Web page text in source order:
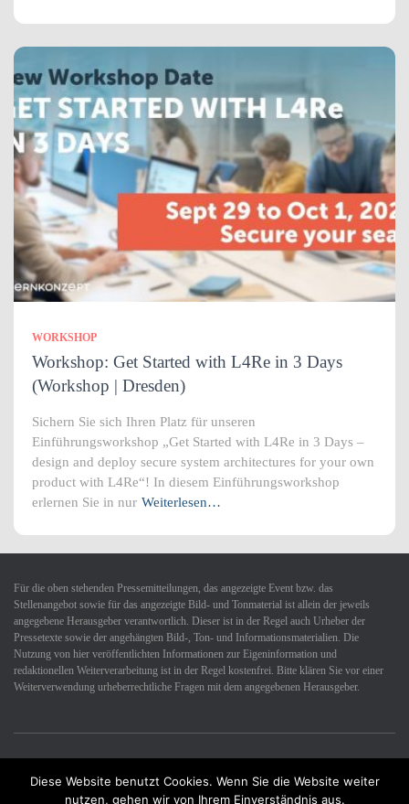
WORKSHOP
Workshop: Get Started with L4Re in 3 Days
(Workshop | Dresden)
Sichern Sie sich Ihren Platz für unseren
Einführungsworkshop „Get Started with L4Re in 3 Days –
design and deploy secure system architectures for your own
product with L4Re“! In diesem Einführungsworkshop
erlernen Sie in nur Weiterlesen…
Für die oben stehenden Pressemitteilungen, das angezeigte Event bzw. das
Stellenangebot sowie für das angezeigte Bild- und Tonmaterial ist allein der jeweils
angegebene Herausgeber verantwortlich. Dieser ist in der Regel auch Urheber der
Pressetexte sowie der angehängten Bild-, Ton- und Informationsmaterialien. Die
Nutzung von hier veröffentlichten Informationen zur Eigeninformation und
redaktionellen Weiterverarbeitung ist in der Regel kostenfrei. Bitte klären Sie vor einer
Weiterverwendung urheberrechtliche Fragen mit dem angegebenen Herausgeber.
Datenschutzerklärung Impressum Kontakt
Diese Website benutzt Cookies. Wenn Sie die Website weiter
nutzen, gehen wir von Ihrem Einverständnis aus.